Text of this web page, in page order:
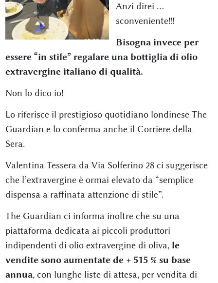
Anzi direi …
sconveniente!!!
Bisogna invece per
essere “in stile” regalare una bottiglia di olio
extravergine italiano di qualità.
Non lo dico io!
Lo riferisce il prestigioso quotidiano londinese The
Guardian e lo conferma anche il Corriere della
Sera.
Valentina Tessera da Via Solferino 28 ci suggerisce
che l’extravergine è ormai elevato da “semplice
dispensa a raffinata attenzione di stile”.
The Guardian ci informa inoltre che su una
piattaforma dedicata ai piccoli produttori
indipendenti di olio extravergine di oliva, le
vendite sono aumentate de + 515 % su base
annua, con lunghe liste di attesa, per vendita di